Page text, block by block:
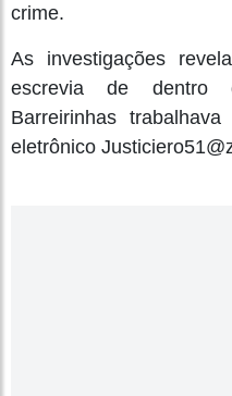
crime.
As investigações
escrevia de dentro
Barreirinhas
eletrônico